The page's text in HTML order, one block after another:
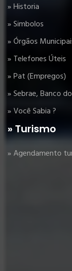
» Historia
» Simbolos
» Órgãos
» Telefones Úteis
» Pat (Empregos)
» Sebrae, Banco
» Você Sabia ?
» Turismo
» Agendamento